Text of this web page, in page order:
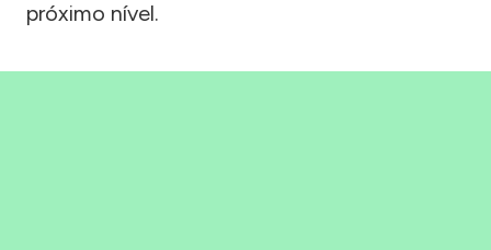
próximo nível.